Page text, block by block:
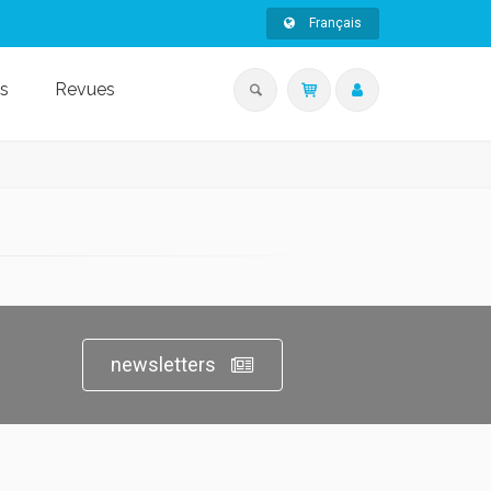
Français
Revues
newsletters